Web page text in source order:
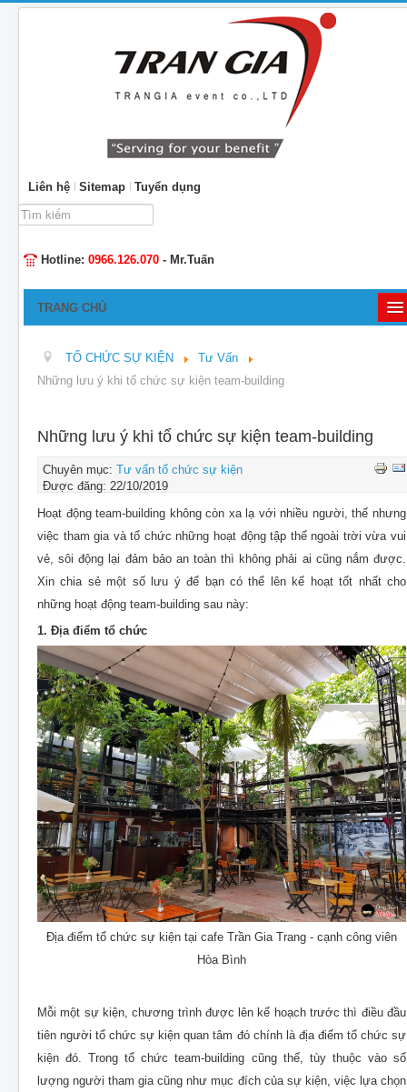
Liên hệ Sitemap
Tuyển dụng
Tìm
kiếm...
Hotline: 0966.126.070 - Mr.Tuấn
TRANG CHỦ
TỔ CHỨC SỰ KIỆN
THIẾT KẾ
THI CÔNG - LẮP ĐẶT THIẾT BỊ
TỔ CHỨC SỰ KIỆN
Tư Vấn
Những lưu ý khi tổ chức sự kiện team-building
Những lưu ý khi tổ chức sự kiện team-building
Chuyên mục: Tư vấn tổ chức sự kiện
Được đăng: 22/10/2019
Hoạt động team-building không còn xa lạ với nhiều người, thế nhưng
việc tham gia và tổ chức những hoạt động tập thể ngoài trời vừa vui
vẻ, sôi động lại đảm bảo an toàn thì không phải ai cũng nắm được.
Xin chia sẻ một số lưu ý để bạn có thể lên kế hoạt tốt nhất cho
những hoạt động team-building sau này:
1. Địa điểm tổ chức
Địa điểm tổ chức sự kiện tại cafe Trần Gia Trang - cạnh công viên
Hòa Bình
Mỗi một sự kiện, chương trình được lên kế hoạch trước thì điều đầu
tiên người tổ chức sự kiện quan tâm đó chính là địa điểm tổ chức sự
kiện đó. Trong tổ chức team-building cũng thế, tùy thuộc vào số
lượng người tham gia cũng như mục đích của sự kiện, việc lựa chọn